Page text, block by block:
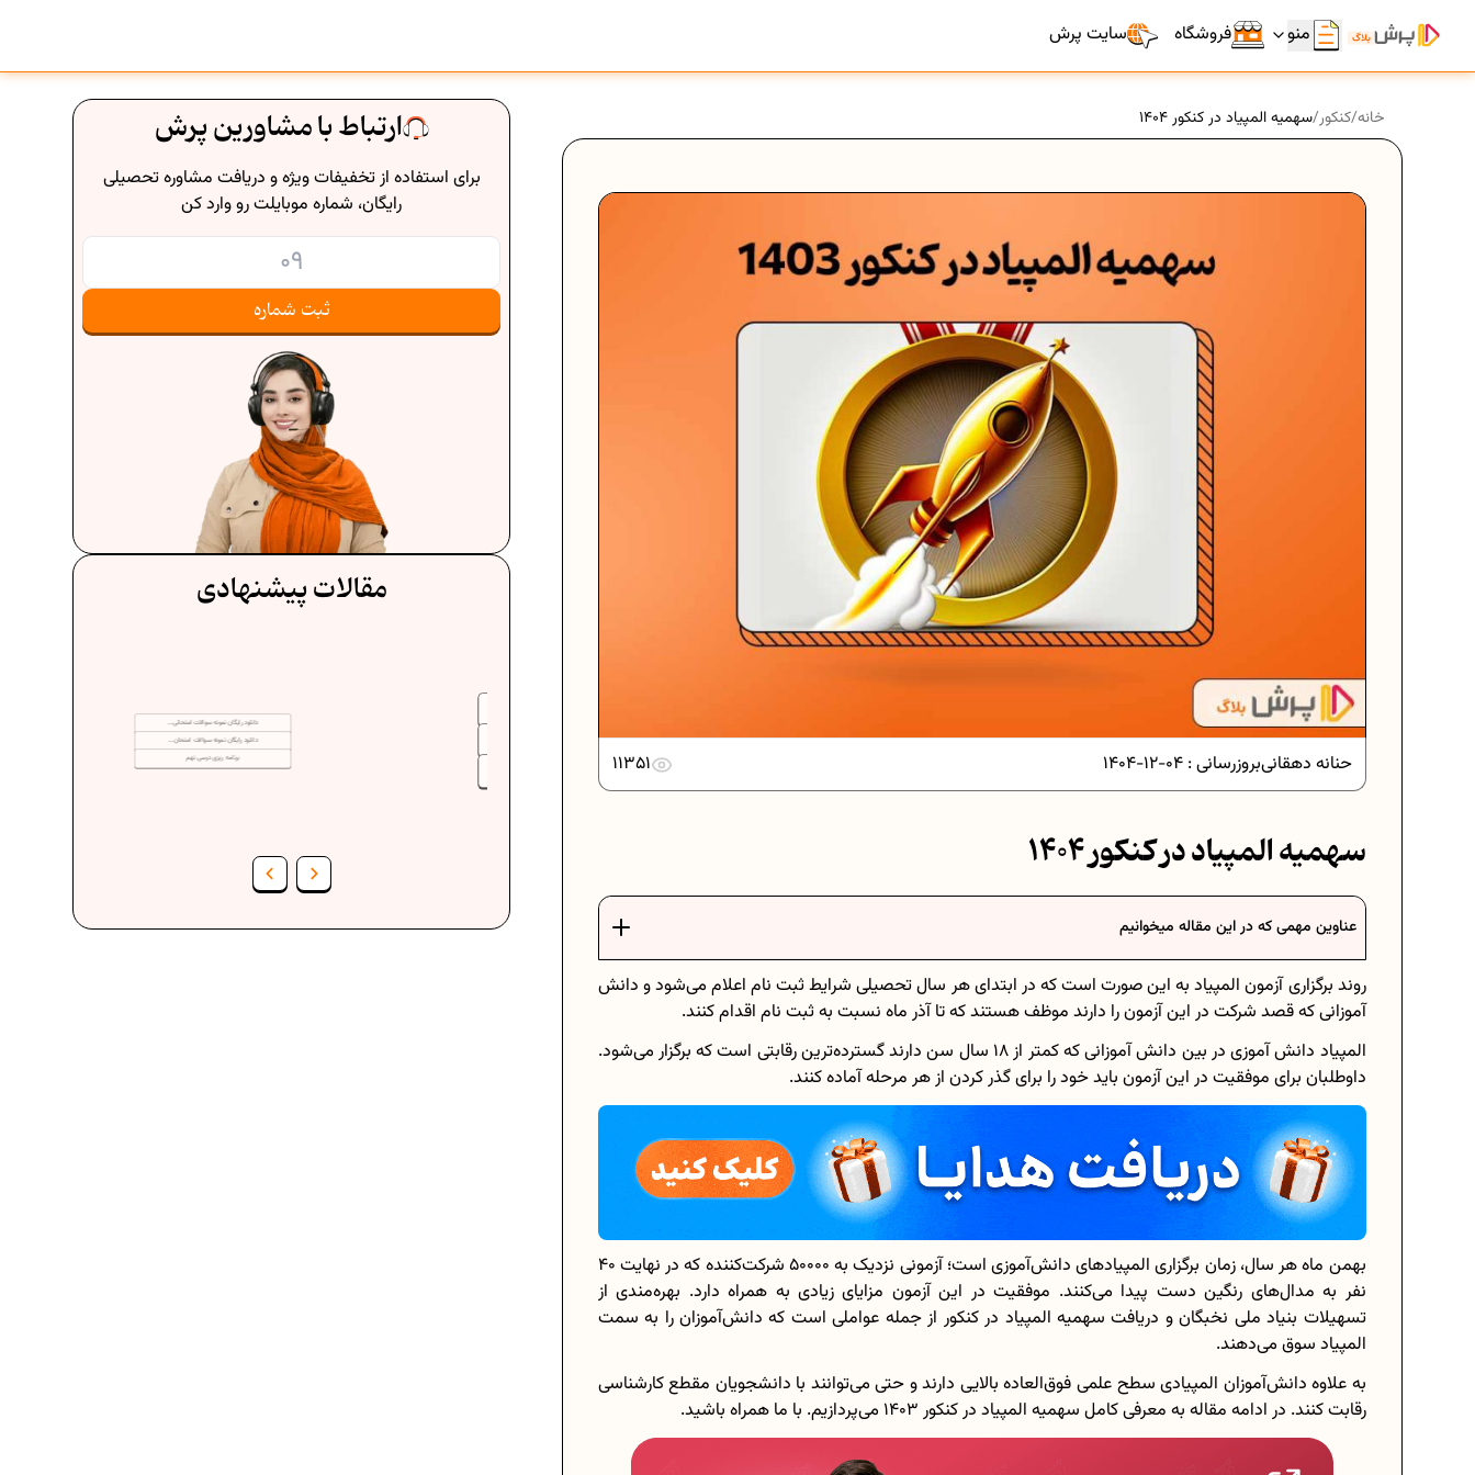
سایت پرش فروشگاه منو
ارتباط با مشاورین پرش
برای استفاده از تخفیفات ویژه و دریافت مشاوره تحصیلی
رایگان، شماره موبایلت رو وارد کن
ثبت شماره
مقالات پیشنهادی
دانلود رایگان نمونه سوالات امتحانی...
دانلود رایگان نمونه سوالات امتحان...
فرمول حجم اشکال هندسی در ریاضیات
برنامه‌ ریزی درسی هفتم
عادات افراد موفق
برنامه‌ ریزی درسی هشتم
چگونه برنامه‌ ریزی درسی کنیم؟
دانلود رایگان نمونه سوالات امتحانی...
دانلود رایگان کتاب‌های دوازدهم...
اعداد صحیح، طبیعی و گویا چه اعدادی...
حذفیات کنکور انسانی 1404
دانلود رایگان نمونه سوالات امتحان...
برنامه‌ ریزی درسی نهم
فرمول حجم اشکال هندسی در ریاضیات
برنامه‌ ریزی درسی هفتم
عادات افراد موفق
چگونه برنامه‌ ریزی درسی کنیم؟
دانلود رایگان نمونه سوالات امتحانی...
دانلود رایگان کتاب‌های دوازدهم...
اعداد صحیح، طبیعی و گویا چه اعدادی...
حذفیات کنکور انسانی 1404
دانلود رایگان نمونه سوالات امتحانی...
دانلود رایگان نمونه سوالات امتحان...
فرمول حجم اشکال هندسی در ریاضیات
برنامه‌ ریزی درسی هفتم
خانه/کنکور/سهمیه المپیاد در کنکور 1404
بروزرسانی : 04-12-1404 حنانه دهقانی 11351
سهمیه المپیاد در کنکور 1404
عناوین مهمی که در این مقاله میخوانیم
روند برگزاری آزمون المپیاد به این صورت است که در ابتدای هر سال تحصیلی شرایط ثبت نام اعلام می‌شود و دانش
آموزانی که قصد شرکت در این آزمون را دارند موظف هستند که تا آذر ماه نسبت به ثبت نام اقدام کنند.
المپیاد دانش آموزی در بین دانش آموزانی که کمتر از 18 سال سن دارند گسترده‌ترین رقابتی است که برگزار می‌شود.
داوطلبان برای موفقیت در این آزمون باید خود را برای گذر کردن از هر مرحله آماده کنند.
بهمن ماه هر سال، زمان برگزاری المپیادهای دانش‌آموزی است؛ آزمونی نزدیک به 50000 شرکت‌کننده که در نهایت 40
نفر به مدال‌های رنگین دست پیدا می‌کنند. موفقیت در این آزمون مزایای زیادی به همراه دارد. بهره‌مندی از
تسهیلات بنیاد ملی نخبگان و دریافت سهمیه المپیاد در کنکور از جمله عواملی است که دانش‌آموزان را به سمت
المپیاد سوق می‌دهند.
به علاوه دانش‌آموزان المپیادی سطح علمی فوق‌العاده بالایی دارند و حتی می‌توانند با دانشجویان مقطع کارشناسی
رقابت کنند. در ادامه مقاله به معرفی کامل سهمیه المپیاد در کنکور 1403 می‌پردازیم. با ما همراه باشید.